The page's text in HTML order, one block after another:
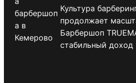
Культура
продолжает
Барбершоп
стабильный доход